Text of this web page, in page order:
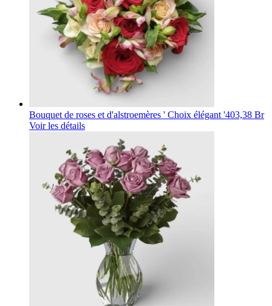
Bouquet de roses et d'alstroemères ' Choix élégant '403,38 Br
Voir les détails